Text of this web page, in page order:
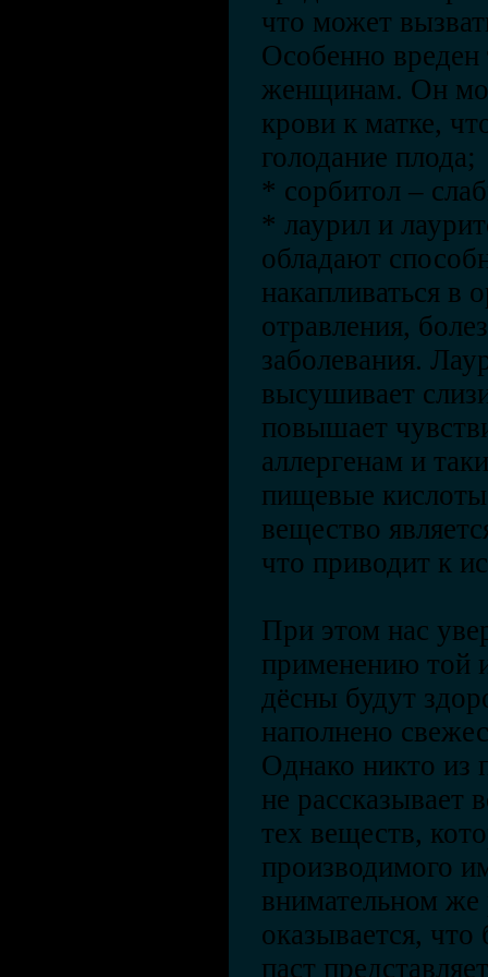
что может
Особенно
женщинам. Он
крови к матке,
голодание плода;
* сорбитол –
* лаурил и
обладают
накапливаться в
отравления,
заболевания.
высушивает
повышает
аллергенам и
пищевые
вещество
что приводит к
При этом нас
применению той
дёсны будут
наполнено
Однако никто из
не рассказывает
тех веществ,
производимого
внимательном же
оказывается,
паст